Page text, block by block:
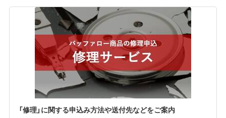
「修理」に関する申込み方法や送付先などをご案内